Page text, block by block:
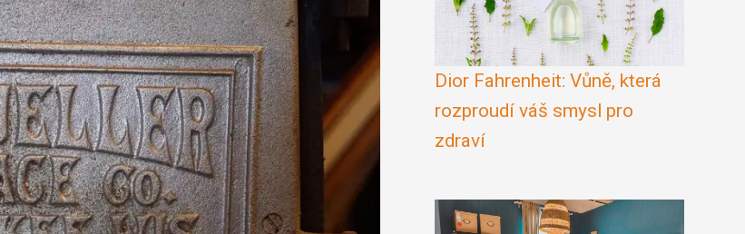
Dior Fahrenheit: Vůně, která
rozproudí váš smysl pro
zdraví